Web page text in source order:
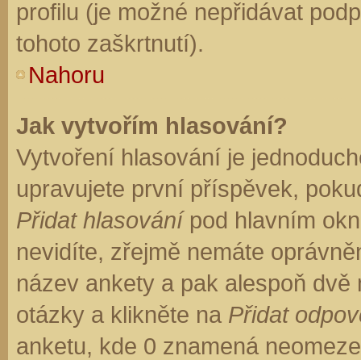
profilu (je možné nepřidávat
tohoto zaškrtnutí).
Nahoru
Jak vytvořím hlasování?
Vytvoření hlasování je
upravujete první příspěvek,
Přidat hlasovánípod hlavním
nevidíte, zřejmě nemáte
název ankety a pak alespoň
otázky a klikněte na Přidat
anketu, kde 0 znamená